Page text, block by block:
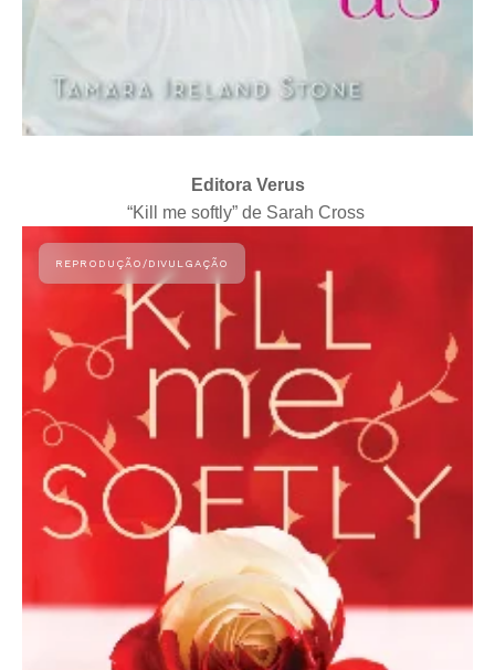
Editora Verus
“Kill me softly” de Sarah Cross